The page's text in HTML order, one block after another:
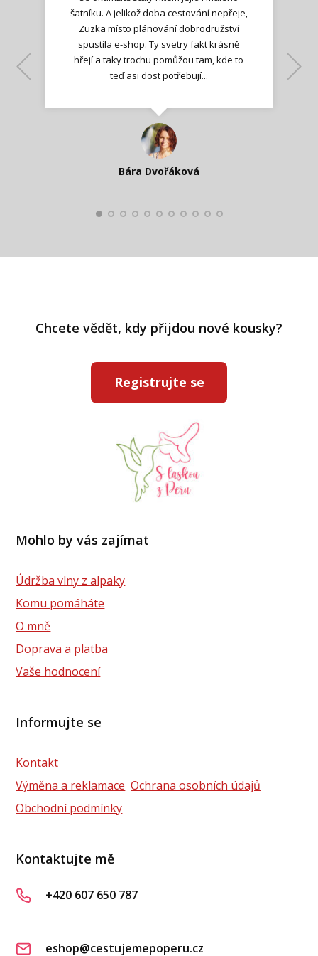
šatníku. A jelikož doba cestování nepřeje,
Zuzka místo plánování dobrodružství
spustila e-shop. Ty svetry fakt krásně
hřejí a taky trochu pomůžou tam, kde to
teď asi dost potřebují...
Bára Dvořáková
Jana T.
Kateřina Veleta Štěpánová
Ilona M.
Lenka K.
Nadšená zpráva
Katka Perháčová
Smolková
Lenka K.
Chcete vědět, kdy přijdou nové kousky?
Registrujte se
Mohlo by vás zajímat
Údržba vlny z alpaky
Komu pomáháte
O mně
Doprava a platba
Vaše hodnocení
Informujte se
Kontakt
Výměna a reklamace Ochrana osobních údajů
Obchodní podmínky
Kontaktujte mě
+420 607 650 787
eshop@cestujemepoperu.cz